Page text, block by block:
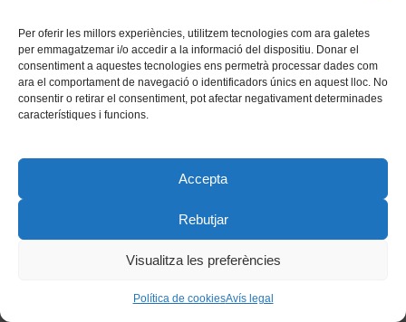
Per oferir les millors experiències, utilitzem tecnologies com ara galetes
per emmagatzemar i/o accedir a la informació del dispositiu. Donar el
consentiment a aquestes tecnologies ens permetrà processar dades com
ara el comportament de navegació o identificadors únics en aquest lloc. No
consentir o retirar el consentiment, pot afectar negativament determinades
característiques i funcions.
Accepta
Rebutjar
Visualitza les preferències
Política de cookiesAvís legal